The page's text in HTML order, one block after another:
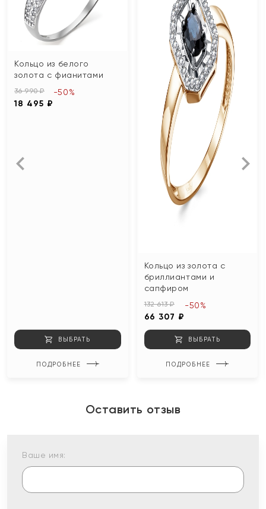
Кольцо из белого
золота с фианитами
36 990 ₽
18 495 ₽
-50%
ВЫБРАТЬ
ПОДРОБНЕЕ
Кольцо из золота с
бриллиантами и
сапфиром
132 613 ₽
66 307 ₽
-50%
ВЫБРАТЬ
ПОДРОБНЕЕ
Оставить отзыв
Ваше имя: